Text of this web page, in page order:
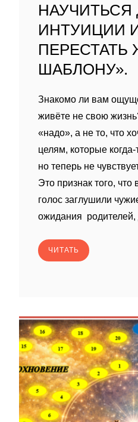
НАУЧИТЬСЯ
ИНТУИЦИИ
ПЕРЕСТАТЬ
ШАБЛОНУ».
Знакомо ли вам
живёте не свою
«надо», а не то, что
целям, которые
но теперь не
Это признак того,
голос заглушили
ожидания родителей,
ЧИТАТЬ